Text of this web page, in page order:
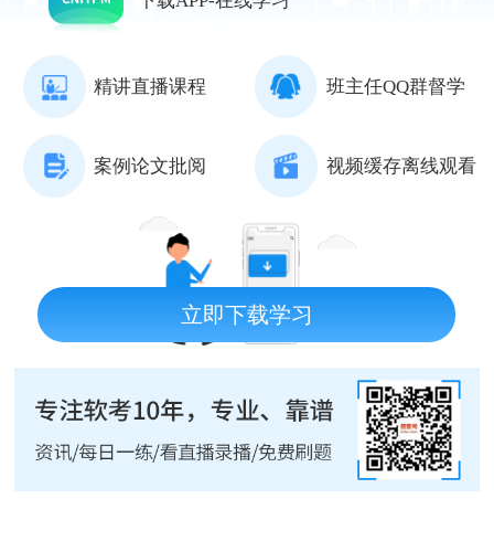
精讲直播课程 班主任QQ群督学
案例论文批阅 视频缓存离线观看
立即下载学习